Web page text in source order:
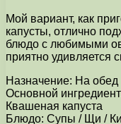
Мой вариант, как
капусты, отлично
блюдо с любимыми
приятно удивляется
Назначение: На обед
Основной
Квашеная капуста
Блюдо: Супы / Щи /